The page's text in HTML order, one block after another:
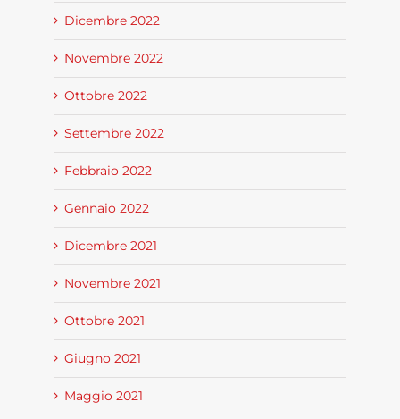
Dicembre 2022
Novembre 2022
Ottobre 2022
Settembre 2022
Febbraio 2022
Gennaio 2022
Dicembre 2021
Novembre 2021
Ottobre 2021
Giugno 2021
Maggio 2021